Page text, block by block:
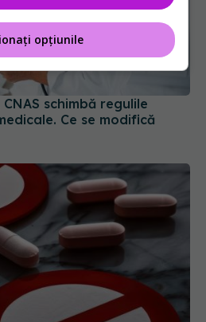
schimbă regulile
Ce se modifică
opțiunile